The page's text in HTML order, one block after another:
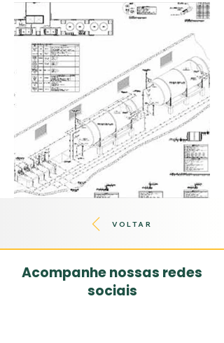
VOLTAR
Acompanhe nossas redes
sociais